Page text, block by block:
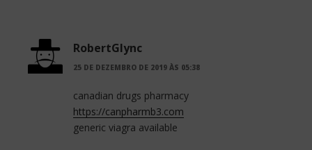
RobertGlync
25 DE DEZEMBRO DE 2019 ÀS 05:38
canadian drugs pharmacy
https://canpharmb3.com
generic viagra available